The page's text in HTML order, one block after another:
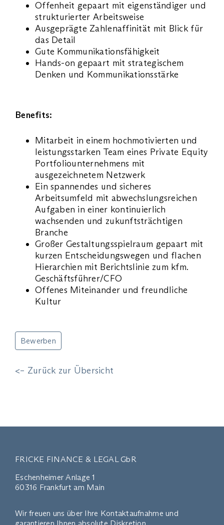
Offenheit gepaart mit eigenständiger und
strukturierter Arbeitsweise
Ausgeprägte Zahlenaffinität mit Blick für
das Detail
Gute Kommunikationsfähigkeit
Hands-on gepaart mit strategischem
Denken und Kommunikationsstärke
Benefits:
Mitarbeit in einem hochmotivierten und
leistungsstarken Team eines Private Equity
Portfoliounternehmens mit
ausgezeichnetem Netzwerk
Ein spannendes und sicheres
Arbeitsumfeld mit abwechslungsreichen
Aufgaben in einer kontinuierlich
wachsenden und zukunftsträchtigen
Branche
Großer Gestaltungsspielraum gepaart mit
kurzen Entscheidungswegen und flachen
Hierarchien mit Berichtslinie zum kfm.
Geschäftsführer/CFO
Offenes Miteinander und freundliche
Kultur
Bewerben
<– Zurück zur Übersicht
FRICKE FINANCE & LEGAL GbR
Eschenheimer Anlage 1
60316 Frankfurt am Main
Wir freuen uns über Ihre Kontaktaufnahme und